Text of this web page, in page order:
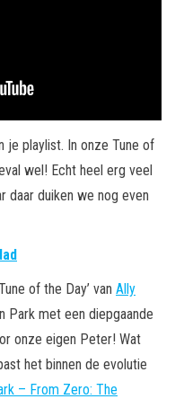
playlist. In onze Tune of
wel! Echt heel erg veel
daar duiken we nog even
of the Day’ van Ally
Park met een diepgaande
onze eigen Peter! Wat
het binnen de evolutie
– From Zero: The